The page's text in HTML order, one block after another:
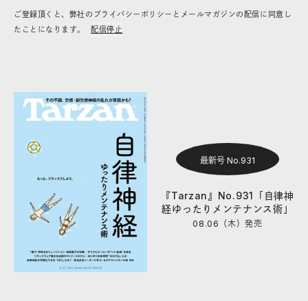
ご登録頂くと、弊社のプライバシーポリシーとメールマガジンの配信に同意し
たことになります。
配信停止
最新号 No.931
『Tarzan』No.931「自律神
経ゆったりメンテナンス術」
08.06（木）発売